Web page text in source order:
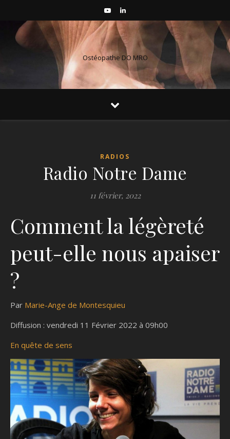
Ostéopathe DO MRO
RADIOS
Radio Notre Dame
11 février, 2022
Comment la légèreté
peut-elle nous apaiser
?
Par Marie-Ange de Montesquieu
Diffusion : vendredi 11 Février 2022 à 09h00
En quête de sens